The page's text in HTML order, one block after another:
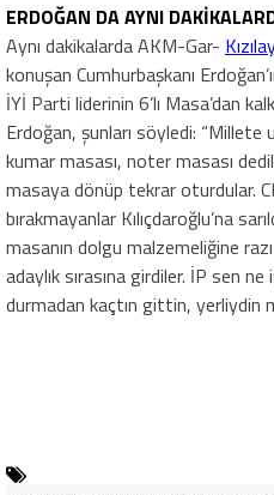
ERDOĞAN DA AYNI
Aynı dakikalarda AKM-Gar-
konuşan Cumhurbaşkanı
İYİ Parti liderinin 6’lı Masa’dan
Erdoğan, şunları söyledi: “Millete
kumar masası, noter masası
masaya dönüp tekrar oturdular.
bırakmayanlar Kılıçdaroğlu’na
masanın dolgu malzemeliğine
adaylık sırasına girdiler. İP sen
durmadan kaçtın gittin, yerliydin